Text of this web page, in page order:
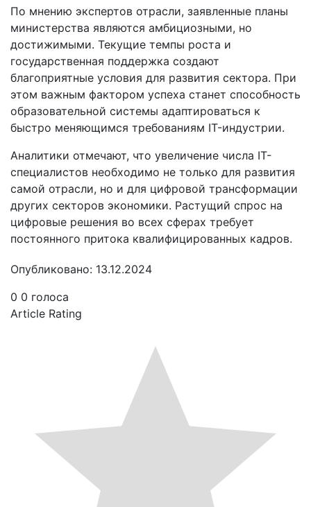
По мнению экспертов отрасли, заявленные планы
министерства являются амбициозными, но
достижимыми. Текущие темпы роста и
государственная поддержка создают
благоприятные условия для развития сектора. При
этом важным фактором успеха станет способность
образовательной системы адаптироваться к
быстро меняющимся требованиям IT-индустрии.
Аналитики отмечают, что увеличение числа IT-
специалистов необходимо не только для развития
самой отрасли, но и для цифровой трансформации
других секторов экономики. Растущий спрос на
цифровые решения во всех сферах требует
постоянного притока квалифицированных кадров.
Опубликовано: 13.12.2024
0 0 голоса
Article Rating